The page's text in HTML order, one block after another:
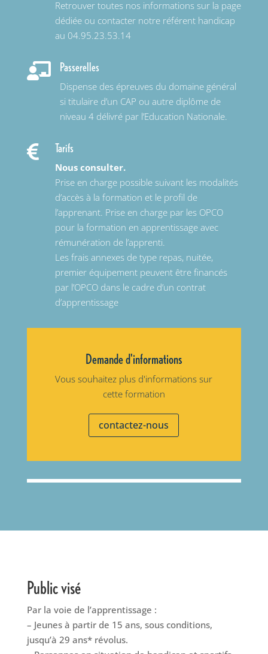
Retrouver toutes nos informations sur la page
dédiée ou contacter notre référent handicap
au 04.95.23.53.14
 Passerelles
Dispense des épreuves du domaine général
si titulaire d’un CAP ou autre diplôme de
niveau 4 délivré par l’Education Nationale.
 Tarifs
Nous consulter.
Prise en charge possible suivant les modalités
d’accès à la formation et le profil de
l’apprenant. Prise en charge par les OPCO
pour la formation en apprentissage avec
rémunération de l’apprenti.
Les frais annexes de type repas, nuitée,
premier équipement peuvent être financés
par l’OPCO dans le cadre d’un contrat
d’apprentissage
Demande d'informations
Vous souhaitez plus d'informations sur
cette formation
contactez-nous
Public visé
Par la voie de l’apprentissage :
– Jeunes à partir de 15 ans, sous conditions,
jusqu’à 29 ans* révolus.